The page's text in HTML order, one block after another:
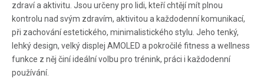
zdraví a aktivitu. Jsou určeny pro lidi, kteří chtějí mít plnou
kontrolu nad svým zdravím, aktivitou a každodenní komunikací,
při zachování estetického, minimalistického stylu. Jeho tenký,
lehký design, velký displej AMOLED a pokročilé fitness a wellness
funkce z něj činí ideální volbu pro trénink, práci i každodenní
používání.